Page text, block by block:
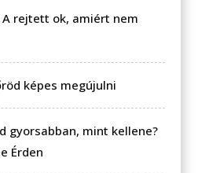
A rejtett ok, amiért nem
képes megújulni
gyorsabban, mint kellene?
Érden